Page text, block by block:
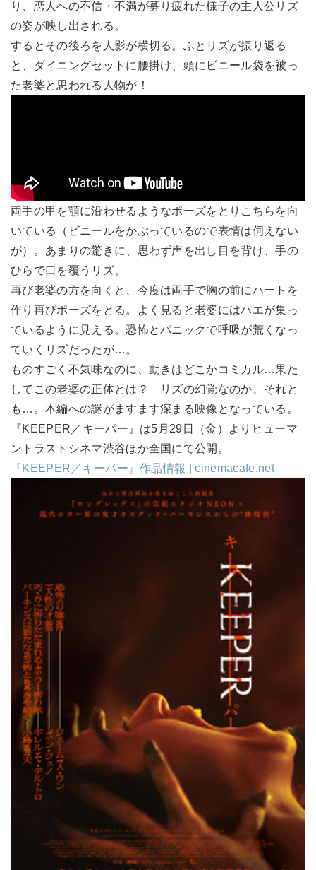
り、恋人への不信・不満が募り疲れた様子の主人公リズ
の姿が映し出される。
するとその後ろを人影が横切る。ふとリズが振り返る
と、ダイニングセットに腰掛け、頭にビニール袋を被っ
た老婆と思われる人物が！
両手の甲を顎に沿わせるようなポーズをとりこちらを向
いている（ビニールをかぶっているので表情は伺えない
が）。あまりの驚きに、思わず声を出し目を背け、手の
ひらで口を覆うリズ。
再び老婆の方を向くと、今度は両手で胸の前にハートを
作り再びポーズをとる。よく見ると老婆にはハエが集っ
ているように見える。恐怖とパニックで呼吸が荒くなっ
ていくリズだったが…。
ものすごく不気味なのに、動きはどこかコミカル…果た
してこの老婆の正体とは？ リズの幻覚なのか、それと
も…。本編への謎がますます深まる映像となっている。
『KEEPER／キーパー』は5月29日（金）よりヒューマ
ントラストシネマ渋谷ほか全国にて公開。
『KEEPER／キーパー』作品情報 | cinemacafe.net